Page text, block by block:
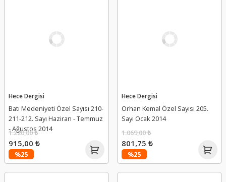
Hece Dergisi
Batı Medeniyeti Özel Sayısı 210-
211-212. Sayı Haziran - Temmuz
- Ağustos 2014
%25
1.220,00 ₺
915,00 ₺
Hece Dergisi
Orhan Kemal Özel Sayısı 205.
Sayı Ocak 2014
%25
1.069,00 ₺
801,75 ₺